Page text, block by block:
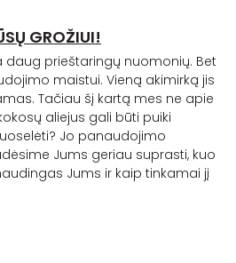
GROŽIUI!
daug prieštaringų nuomonių. Bet
maistui. Vieną akimirką jis
Tačiau šį kartą mes ne apie
aliejus gali būti puiki
Jo panaudojimo
Jums geriau suprasti, kuo
Jums ir kaip tinkamai jį